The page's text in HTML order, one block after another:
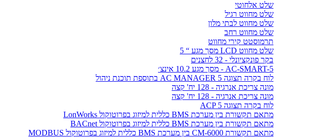
שלט אלחוטי
שלט מחווט רגיל
שלט מחווט לבתי מלון
שלט מחווט רחב
תרמוסטט קירי מחווט
שלט מחווט LCD מסך מגע “ 5
בקר פונקציונלי - 32 לחצנים
AC-SMART-5 - מסך מגע 10.2 אינצ׳
לוח בקרה תצוגה AC MANAGER 5 בתוספת תוכנת ניהול
מונה צריכת אנרגיה - 128 יח' קצה
מונה צריכת אנרגיה - 128 יח' קצה
לוח בקרה תצוגה ACP 5
מתאם תקשורת בין מערכת BMS כללית למיזוג בפרוטוקול LonWorks
מתאם תקשורת בין מערכת BMS כללית למיזוג בפרוטוקול BACnet
מתאם תקשורת CM-6000 בין מערכת BMS כללית למיזוג בפרוטוקול MODBUS